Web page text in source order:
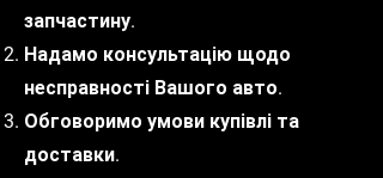
запчастину.
Надамо консультацію щодо
несправності Вашого авто.
Обговоримо умови купівлі та
доставки.